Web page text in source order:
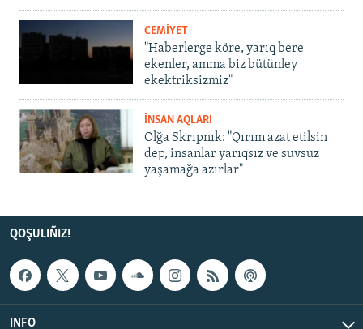
CEMİYET
"Haberlerge köre, yarıq bere
ekenler, amma biz bütünley
ekektriksizmiz"
İNSAN AQLARI
Olğa Skrıpnık: "Qırım azat etilsin
dep, insanlar yarıqsız ve suvsuz
yaşamağa azırlar"
QOŞULIÑIZ!
INFO